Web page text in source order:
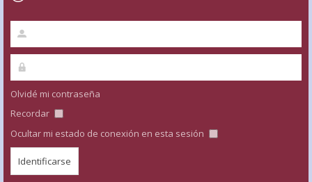
Olvidé mi contraseña
Recordar
Ocultar mi estado de conexión en esta sesión